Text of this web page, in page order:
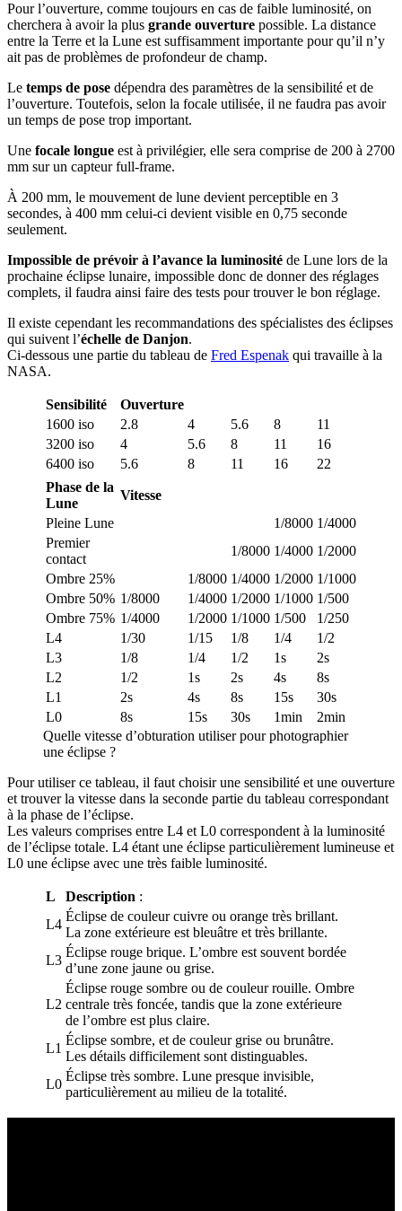
Pour l’ouverture, comme toujours en cas de faible luminosité, on
cherchera à avoir la plus grande ouverture possible. La distance
entre la Terre et la Lune est suffisamment importante pour qu’il n’y
ait pas de problèmes de profondeur de champ.
Le temps de pose dépendra des paramètres de la sensibilité et de
l’ouverture. Toutefois, selon la focale utilisée, il ne faudra pas avoir
un temps de pose trop important.
Une focale longue est à privilégier, elle sera comprise de 200 à 2700
mm sur un capteur full-frame.
À 200 mm, le mouvement de lune devient perceptible en 3
secondes, à 400 mm celui-ci devient visible en 0,75 seconde
seulement.
Impossible de prévoir à l’avance la luminosité de Lune lors de la
prochaine éclipse lunaire, impossible donc de donner des réglages
complets, il faudra ainsi faire des tests pour trouver le bon réglage.
Il existe cependant les recommandations des spécialistes des éclipses
qui suivent l’échelle de Danjon.
Ci-dessous une partie du tableau de Fred Espenak qui travaille à la
NASA.
Sensibilité
Ouverture
1600 iso
2.8 4 5.6 8
11
3200 iso
4 5.6 8 11
16
6400 iso
5.6 8 11 16
22
Phase de la
Lune
Vitesse
Pleine Lune
1/8000 1/4000
Premier
contact
1/8000 1/4000 1/2000
Ombre 25%
1/8000 1/4000 1/2000 1/1000
Ombre 50% 1/8000 1/4000 1/2000 1/1000 1/500
Ombre 75% 1/4000 1/2000 1/1000 1/500
1/250
L4
1/30 1/15 1/8 1/4
1/2
L3
1/8 1/4 1/2 1s
2s
L2
1/2 1s 2s 4s
8s
L1
2s 4s 8s 15s
30s
L0
8s 15s 30s 1min
2min
Quelle vitesse d’obturation utiliser pour photographier
une éclipse ?
Pour utiliser ce tableau, il faut choisir une sensibilité et une ouverture
et trouver la vitesse dans la seconde partie du tableau correspondant
à la phase de l’éclipse.
Les valeurs comprises entre L4 et L0 correspondent à la luminosité
de l’éclipse totale. L4 étant une éclipse particulièrement lumineuse et
L0 une éclipse avec une très faible luminosité.
L Description :
L4
Éclipse de couleur cuivre ou orange très brillant.
La zone extérieure est bleuâtre et très brillante.
L3
Éclipse rouge brique. L’ombre est souvent bordée
d’une zone jaune ou grise.
L2
Éclipse rouge sombre ou de couleur rouille. Ombre
centrale très foncée, tandis que la zone extérieure
de l’ombre est plus claire.
L1
Éclipse sombre, et de couleur grise ou brunâtre.
Les détails difficilement sont distinguables.
L0
Éclipse très sombre. Lune presque invisible,
particulièrement au milieu de la totalité.